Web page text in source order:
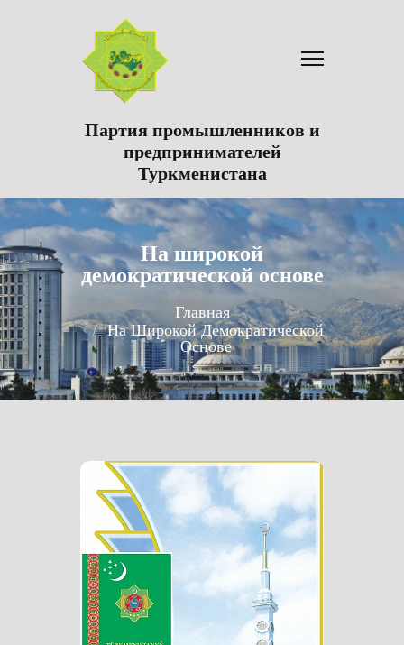
Партия промышленников и
предпринимателей
Туркменистана
На широкой
демократической основе
Главная
На Широкой Демократической
Основе